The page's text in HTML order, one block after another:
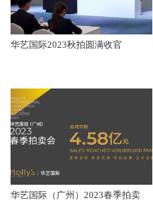
华艺国际2023秋拍圆满收官
华艺国际（广州）2023春季拍卖